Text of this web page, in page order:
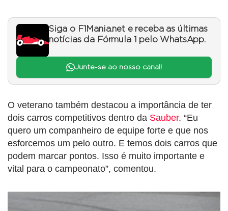
Siga o F1Mania.net e receba as últimas
notícias da Fórmula 1 pelo WhatsApp.
Junte-se ao nosso canal!
O veterano também destacou a importância de ter
dois carros competitivos dentro da Sauber. “Eu
quero um companheiro de equipe forte e que nos
esforcemos um pelo outro. E temos dois carros que
podem marcar pontos. Isso é muito importante e
vital para o campeonato”, comentou.